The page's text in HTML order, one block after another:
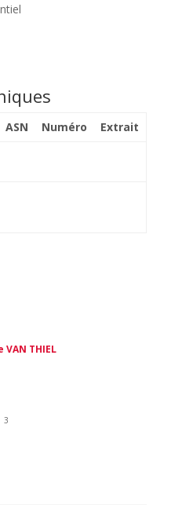
ASN Numéro
Extrait
VAN THIEL
3